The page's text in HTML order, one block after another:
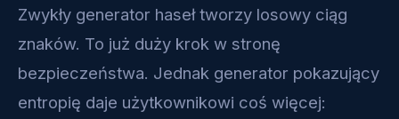
Zwykły generator haseł tworzy losowy ciąg
znaków. To już duży krok w stronę
bezpieczeństwa. Jednak generator pokazujący
entropię daje użytkownikowi coś więcej: